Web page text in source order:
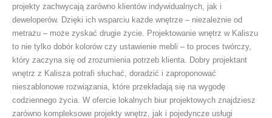
projekty zachwycają zarówno klientów indywidualnych, jak i
deweloperów. Dzięki ich wsparciu każde wnętrze – niezależnie od
metrażu – może zyskać drugie życie. Projektowanie wnętrz w Kaliszu
to nie tylko dobór kolorów czy ustawienie mebli – to proces twórczy,
który zaczyna się od zrozumienia potrzeb klienta. Dobry projektant
wnętrz z Kalisza potrafi słuchać, doradzić i zaproponować
nieszablonowe rozwiązania, które przekładają się na wygodę
codziennego życia. W ofercie lokalnych biur projektowych znajdziesz
zarówno kompleksowe projekty wnętrz, jak i pojedyncze usługi